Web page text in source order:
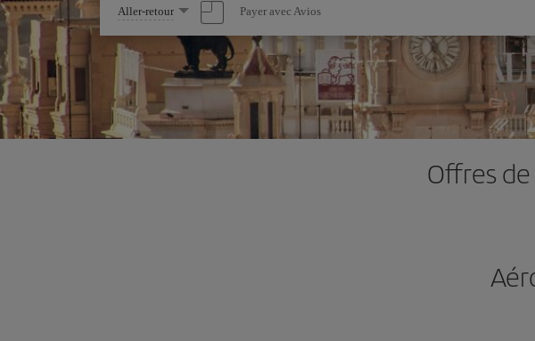
Sélectionnez
une
option
Aller-retour Payer avec Avios
Offres